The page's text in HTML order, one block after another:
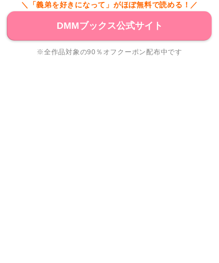
＼「義弟を好きになって」がほぼ無料で読める！／
DMMブックス公式サイト
※全作品対象の90％オフクーポン配布中です